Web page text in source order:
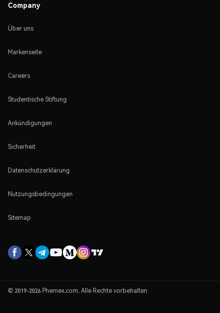
Company
Über uns
Markenseite
Careers
Studentische Stiftung
Ankündigungen
Sicherheit
Datenschutzerklärung
Nutzungsbedingungen
Sitemap
© 2019-2026 Phemex.com. Alle Rechte vorbehalten